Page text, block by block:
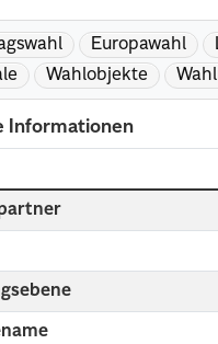
Europawahl
Wahlobjekte
Informationen